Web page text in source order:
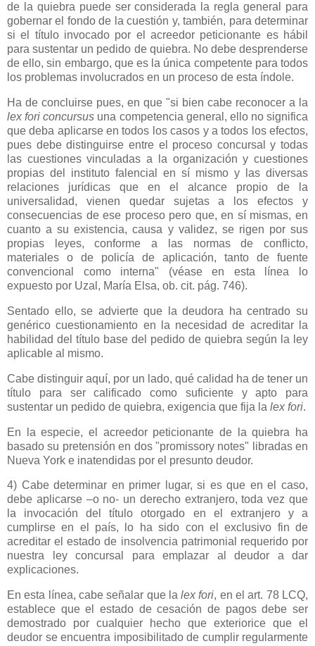
de la quiebra puede ser considerada la regla general para
gobernar el fondo de la cuestión y, también, para determinar
si el título invocado por el acreedor peticionante es hábil
para sustentar un pedido de quiebra. No debe desprenderse
de ello, sin embargo, que es la única competente para todos
los problemas involucrados en un proceso de esta índole.
Ha de concluirse pues, en que "si bien cabe reconocer a la
lex fori concursus una competencia general, ello no significa
que deba aplicarse en todos los casos y a todos los efectos,
pues debe distinguirse entre el proceso concursal y todas
las cuestiones vinculadas a la organización y cuestiones
propias del instituto falencial en sí mismo y las diversas
relaciones jurídicas que en el alcance propio de la
universalidad, vienen quedar sujetas a los efectos y
consecuencias de ese proceso pero que, en sí mismas, en
cuanto a su existencia, causa y validez, se rigen por sus
propias leyes, conforme a las normas de conflicto,
materiales o de policía de aplicación, tanto de fuente
convencional como interna" (véase en esta línea lo
expuesto por Uzal, María Elsa, ob. cit. pág. 746).
Sentado ello, se advierte que la deudora ha centrado su
genérico cuestionamiento en la necesidad de acreditar la
habilidad del título base del pedido de quiebra según la ley
aplicable al mismo.
Cabe distinguir aquí, por un lado, qué calidad ha de tener un
título para ser calificado como suficiente y apto para
sustentar un pedido de quiebra, exigencia que fija la lex fori.
En la especie, el acreedor peticionante de la quiebra ha
basado su pretensión en dos "promissory notes" libradas en
Nueva York e inatendidas por el presunto deudor.
4) Cabe determinar en primer lugar, si es que en el caso,
debe aplicarse –o no- un derecho extranjero, toda vez que
la invocación del título otorgado en el extranjero y a
cumplirse en el país, lo ha sido con el exclusivo fin de
acreditar el estado de insolvencia patrimonial requerido por
nuestra ley concursal para emplazar al deudor a dar
explicaciones.
En esta línea, cabe señalar que lalex fori, en el art. 78 LCQ,
establece que el estado de cesación de pagos debe ser
demostrado por cualquier hecho que exteriorice que el
deudor se encuentra imposibilitado de cumplir regularmente